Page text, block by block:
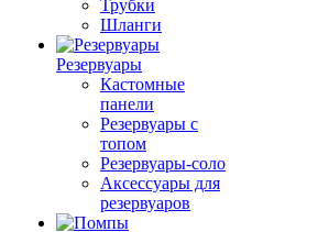
Трубки
Шланги
Резервуары
Кастомные
панели
Резервуары с
топом
Резервуары-соло
Аксессуары для
резервуаров